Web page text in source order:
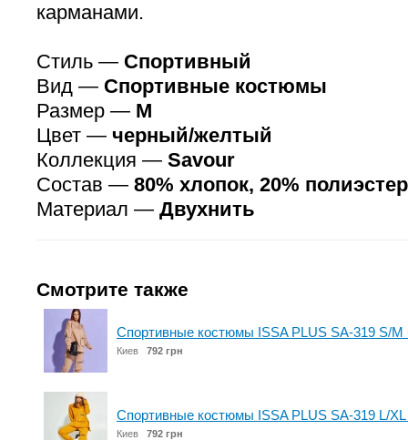
карманами.
Стиль — Спортивный
Вид — Спортивные костюмы
Размер — M
Цвет — черный/желтый
Коллекция — Savour
Состав — 80% хлопок, 20% полиэстер
Материал — Двухнить
Смотрите также
Спортивные костюмы ISSA PLUS SA-319 S/
Киев 792 грн
Спортивные костюмы ISSA PLUS SA-319 L/XL
Киев 792 грн